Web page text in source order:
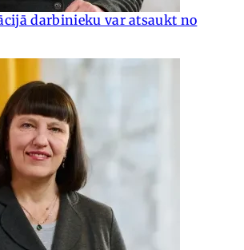
darbinieku var atsaukt no